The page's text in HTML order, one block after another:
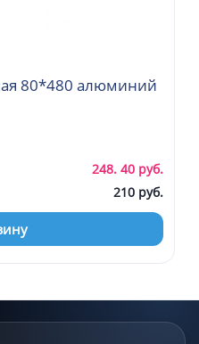
80*480 алюминий
248. 40 руб.
210 руб.